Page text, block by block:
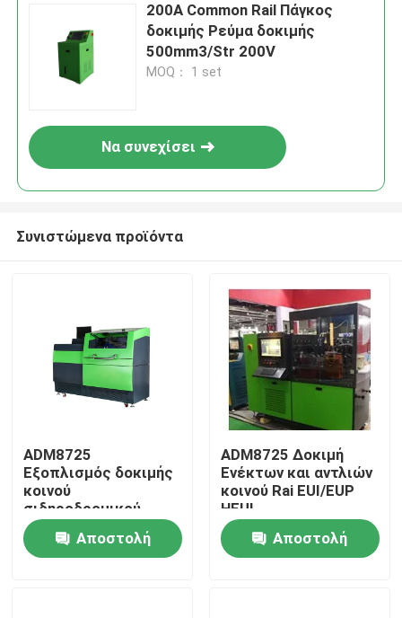
Σπίτι
Προϊόντα
200A Common Rail Πάγκος
δοκιμής Ρεύμα δοκιμής
500mm3/Str 200V
MOQ： 1 set
Να συνεχίσει
Συνιστώμενα προϊόντα
ADM8725
Εξοπλισμός δοκιμής
κοινού
σιδηροδρομικού
συστήματος
Αποστολή
ADM8725 Δοκιμή
Ενέκτων και αντλιών
κοινού Rai EUI/EUP
HEUI
Αποστολή